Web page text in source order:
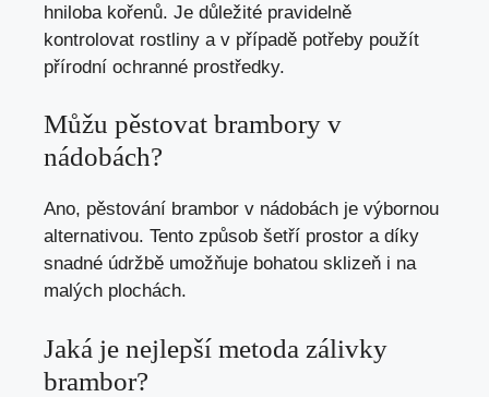
hniloba kořenů. Je důležité pravidelně
kontrolovat rostliny a v případě potřeby použít
přírodní ochranné prostředky.
Můžu pěstovat brambory v
nádobách?
Ano, pěstování brambor v nádobách je výbornou
alternativou. Tento způsob šetří prostor a díky
snadné údržbě umožňuje bohatou sklizeň i na
malých plochách.
Jaká je nejlepší metoda zálivky
brambor?